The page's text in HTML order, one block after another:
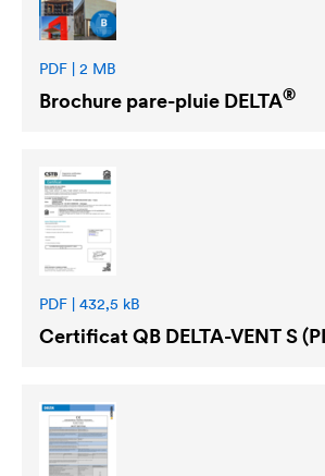
PDF | 2 MB
Brochure pare-pluie DELTA®
PDF | 432,5 kB
Certificat QB DELTA-VENT S